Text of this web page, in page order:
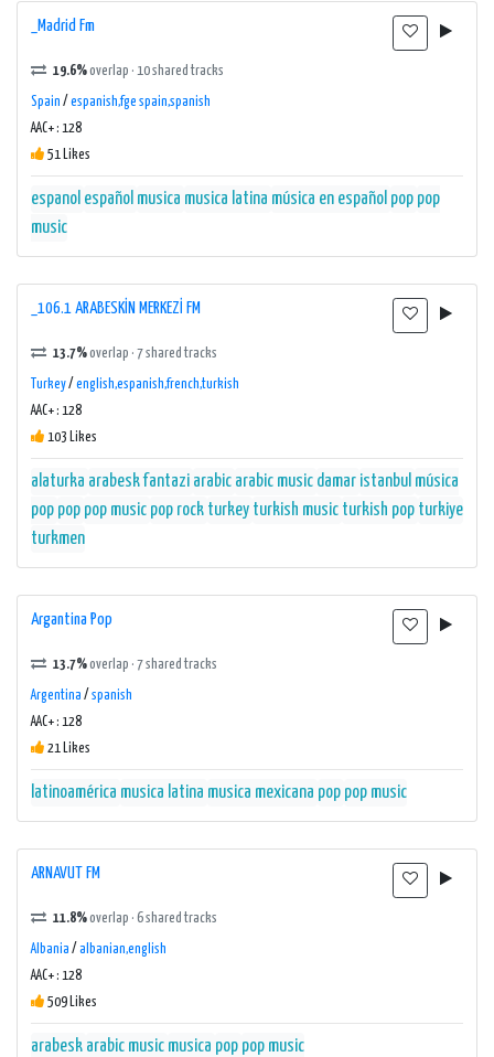
_Madrid Fm
19.6%overlap · 10 shared tracks
Spain / espanish,fge spain,spanish
AAC+ : 128
51 Likes
espanol español musica musica latina música en español pop pop
music
_106.1 ARABESKİN MERKEZİ FM
13.7%overlap · 7 shared tracks
Turkey/ english,espanish,french,turkish
AAC+ : 128
103 Likes
alaturka arabesk fantazi arabic arabic music damar istanbul música
pop pop pop music pop rock turkey turkish music turkish pop turkiye
turkmen
Argantina Pop
13.7%overlap · 7 shared tracks
Argentina / spanish
AAC+ : 128
21 Likes
latinoamérica musica latina musica mexicana pop pop music
ARNAVUT FM
11.8%overlap · 6 shared tracks
Albania / albanian,english
AAC+ : 128
509 Likes
arabesk arabic music musica pop pop music